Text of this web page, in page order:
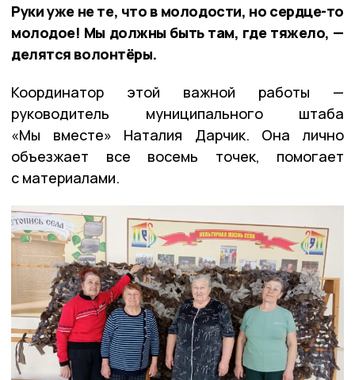
Руки уже не те, что в молодости, но сердце-то
молодое! Мы должны быть там, где тяжело, —
делятся волонтёры.
Координатор этой важной работы —
руководитель муниципального штаба
«Мы вместе» Наталия Дарчик. Она лично
объезжает все восемь точек, помогает
с материалами.